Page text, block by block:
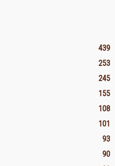
439
253
245
155
108
101
93
90